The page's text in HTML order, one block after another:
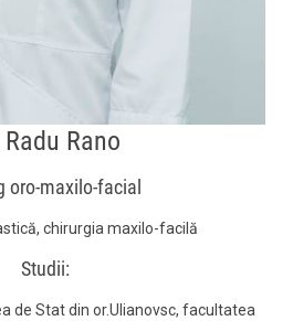
Radu Rano
oro-maxilo-facial
chirurgia maxilo-facilă
Studii:
de Stat din or.Ulianovsc, facultatea